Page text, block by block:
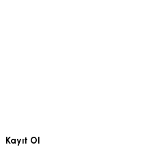
Kayıt Ol